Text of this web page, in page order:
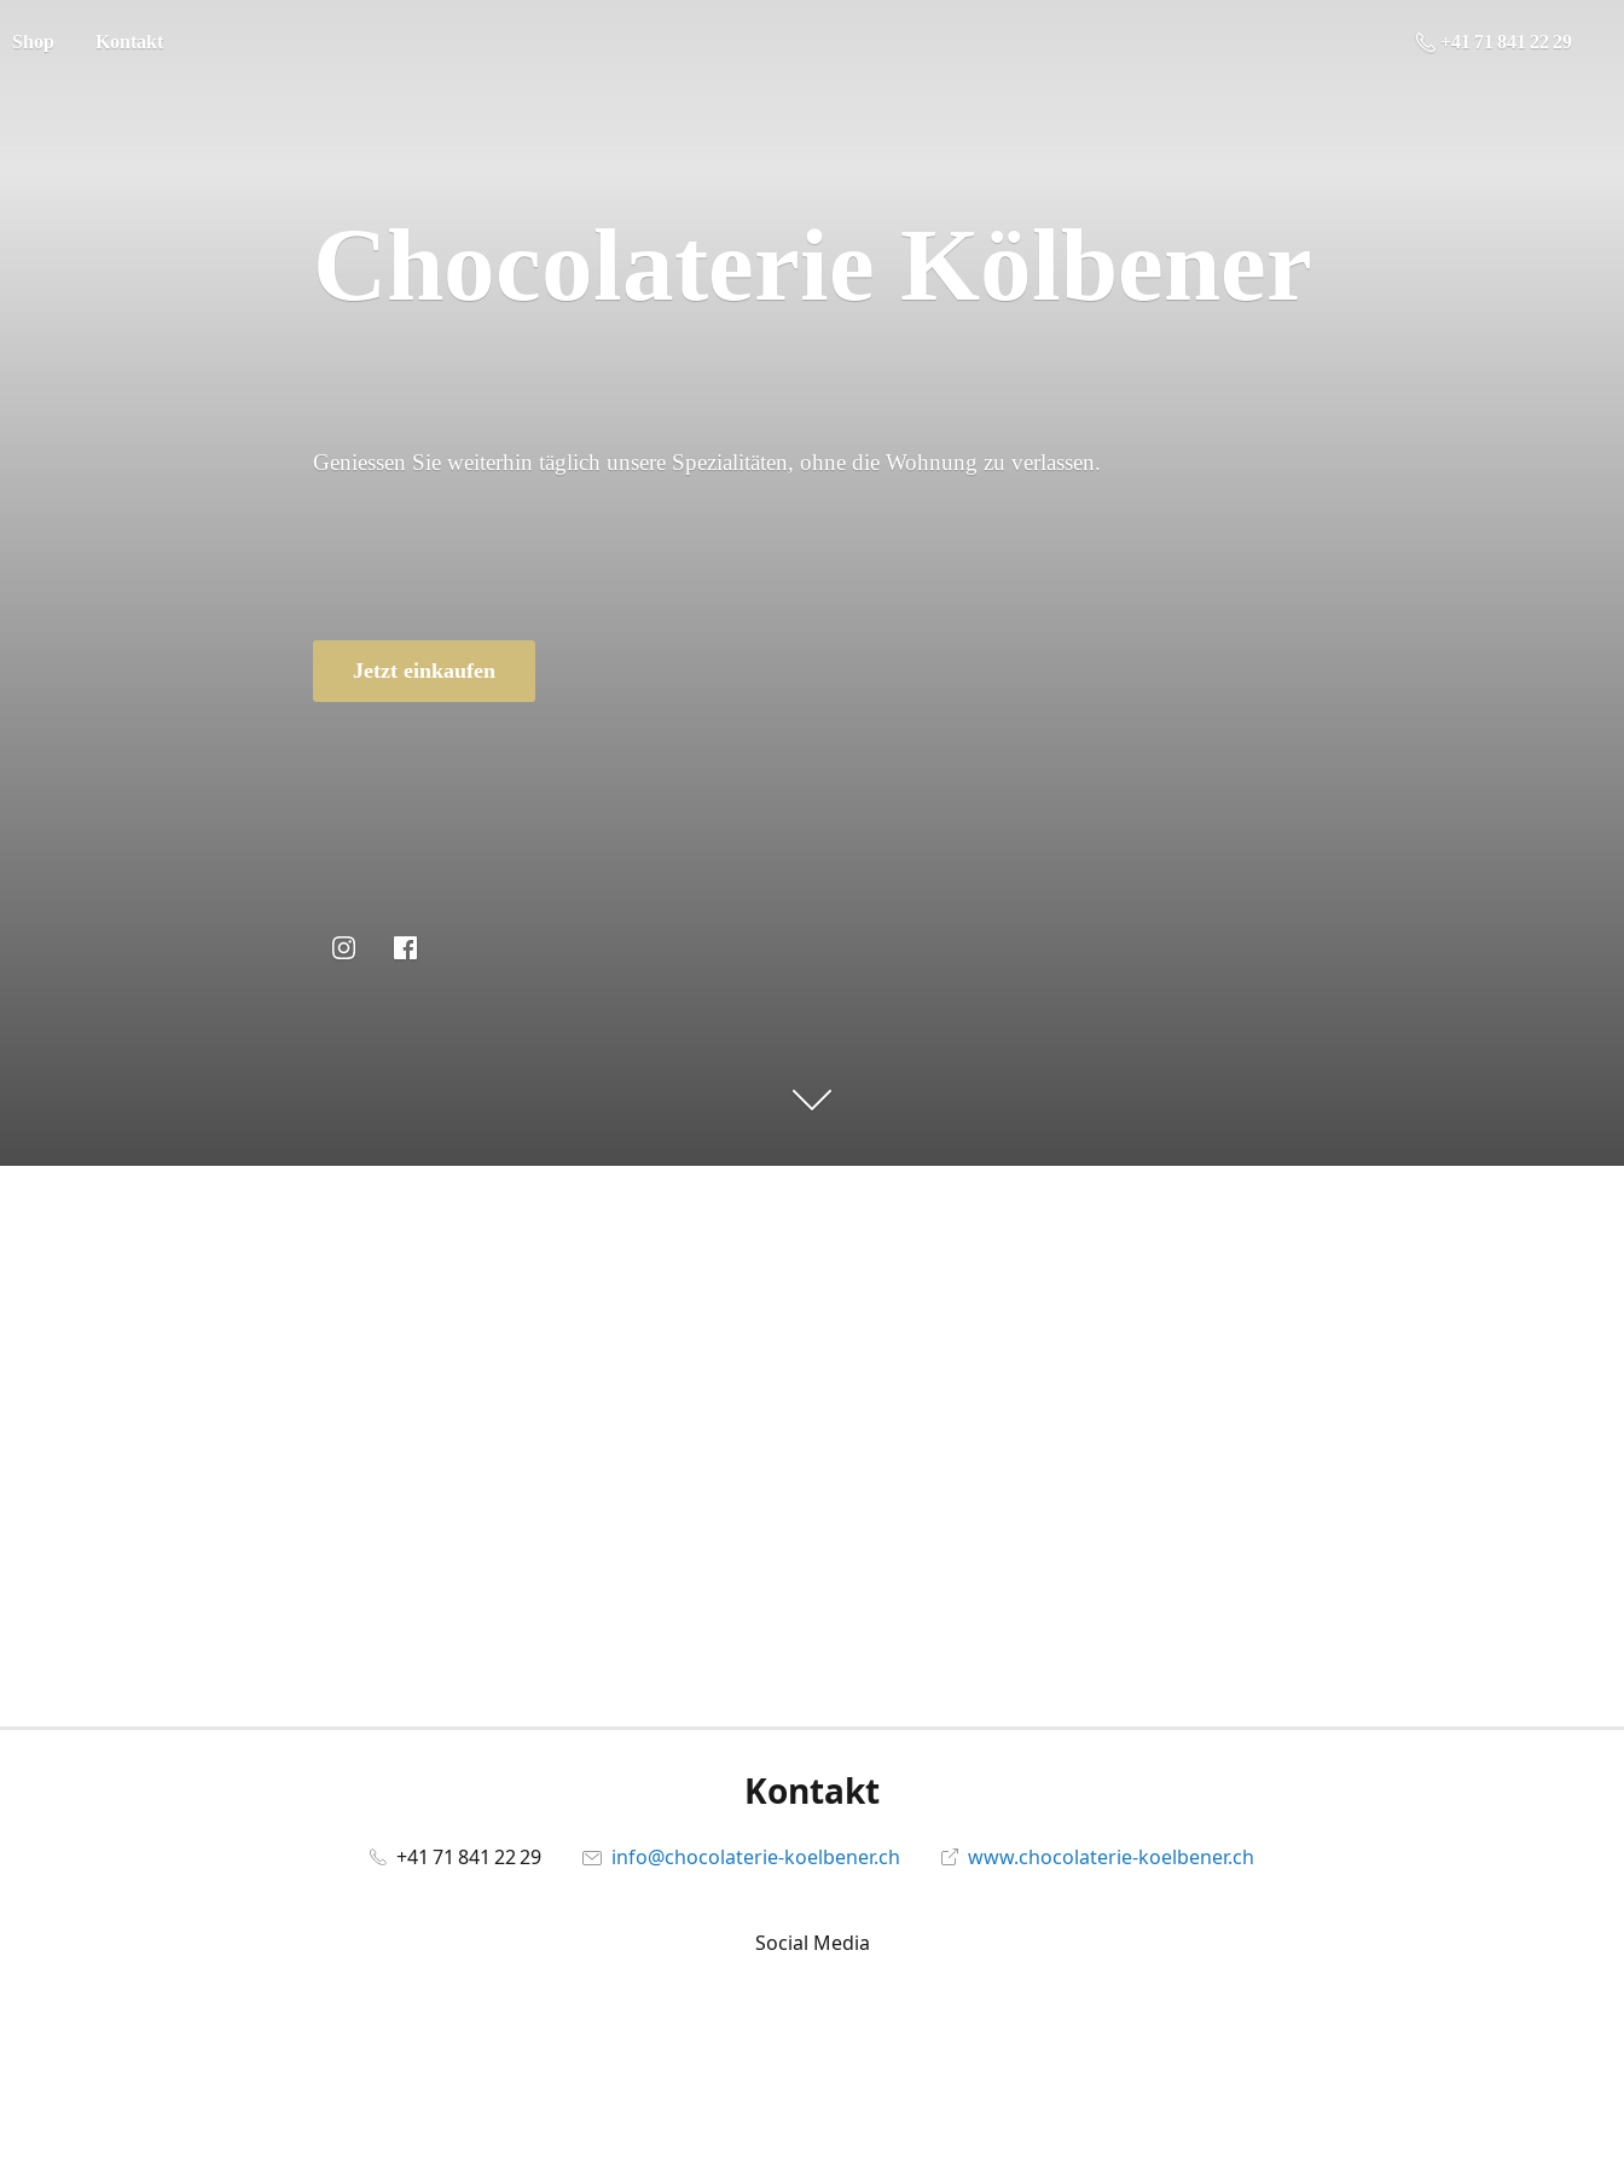
Shop Kontakt +41 71 841 22 29
Chocolaterie Kölbener
Geniessen Sie weiterhin täglich unsere Spezialitäten, ohne die Wohnung zu verlassen.
Jetzt einkaufen
Kontakt
+41 71 841 22 29 info@chocolaterie-koelbener.ch www.chocolaterie-koelbener.ch
Social Media